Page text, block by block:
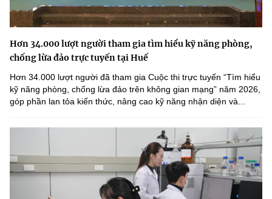
Hơn 34.000 lượt người tham gia tìm hiểu kỹ năng phòng,
chống lừa đảo trực tuyến tại Huế
Hơn 34.000 lượt người đã tham gia Cuộc thi trực tuyến “Tìm hiểu
kỹ năng phòng, chống lừa đảo trên không gian mạng” năm 2026,
góp phần lan tỏa kiến thức, nâng cao kỹ năng nhận diện và...